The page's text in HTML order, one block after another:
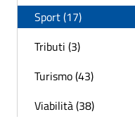
Sport (17)
Tributi (3)
Turismo (43)
Viabilità (38)